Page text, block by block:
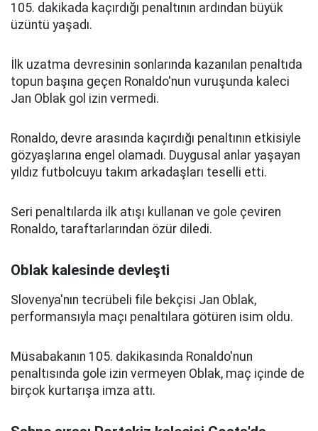
105. dakikada kaçırdığı penaltının ardından büyük
üzüntü yaşadı.
İlk uzatma devresinin sonlarında kazanılan penaltıda
topun başına geçen Ronaldo'nun vuruşunda kaleci
Jan Oblak gol izin vermedi.
Ronaldo, devre arasında kaçırdığı penaltının etkisiyle
gözyaşlarına engel olamadı. Duygusal anlar yaşayan
yıldız futbolcuyu takım arkadaşları teselli etti.
Seri penaltılarda ilk atışı kullanan ve gole çeviren
Ronaldo, taraftarlarından özür diledi.
Oblak kalesinde devleşti
Slovenya'nın tecrübeli file bekçisi Jan Oblak,
performansıyla maçı penaltılara götüren isim oldu.
Müsabakanın 105. dakikasında Ronaldo'nun
penaltısında gole izin vermeyen Oblak, maç içinde de
birçok kurtarışa imza attı.